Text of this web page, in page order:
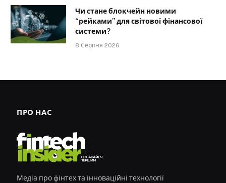
Чи стане блокчейн новими
“рейками” для світової фінансової
системи?
8 Серпня 2026
ПРО НАС
Медіа про фінтех та інноваційні технології